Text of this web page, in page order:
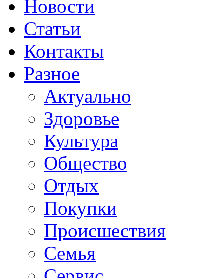
Новости
Статьи
Контакты
Разное
Актуально
Здоровье
Культура
Общество
Отдых
Покупки
Происшествия
Семья